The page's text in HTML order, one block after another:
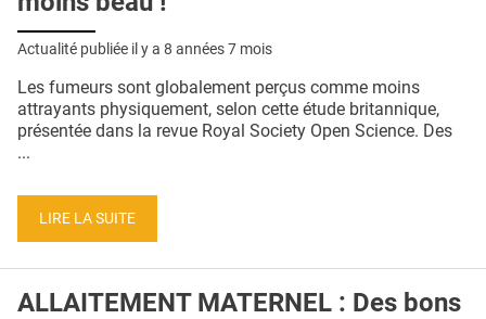
QUI SOMMES-NOUS ?
Actualité publiée il y a 8 années 7 mois
Les fumeurs sont globalement perçus comme moins
attrayants physiquement, selon cette étude britannique,
présentée dans la revue Royal Society Open Science. Des
...
LIRE LA SUITE
ALLAITEMENT MATERNEL : Des bons